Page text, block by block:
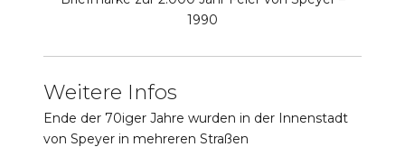
1990
Weitere Infos
Ende der 70iger Jahre wurden in der Innenstadt
von Speyer in mehreren Straßen